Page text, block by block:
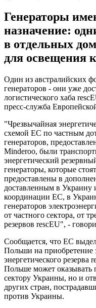
Генераторы
назначение:
в отдельных
для освещения
Один из австралийских
генераторов - они уже
логистического хаба
пресс-служба
"Чрезвычайная
схемой ЕС по частным
генераторов,
Minderoo, были
энергетический
генераторы, которые
предоставлены в
доставленным в Украину
координации ЕС, в
генераторов
от частного сектора, от
резервов rescEU", -
Сообщается, что ЕС
Польши на приобретение
энергетического резерва
Польше может оказывать
сектору Украины, но и
других стран,
против Украины.